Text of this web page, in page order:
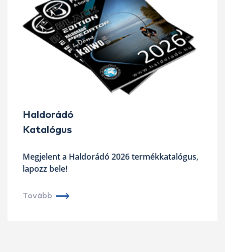
Haldorádó
Katalógus
Megjelent a Haldorádó 2026 termékkatalógus,
lapozz bele!
Tovább